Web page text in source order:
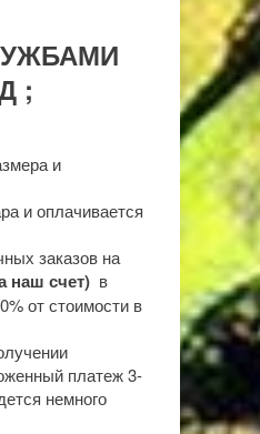
;
и
и оплачивается
заказов на
наш счет) в
от стоимости в
платеж 3-
немного